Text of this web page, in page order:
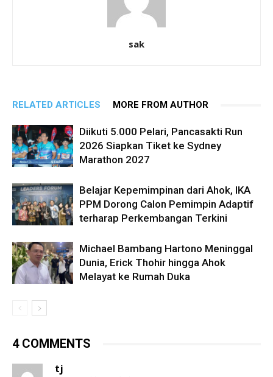
sak
RELATED ARTICLES MORE FROM AUTHOR
Diikuti 5.000 Pelari, Pancasakti Run
2026 Siapkan Tiket ke Sydney
Marathon 2027
Belajar Kepemimpinan dari Ahok, IKA
PPM Dorong Calon Pemimpin Adaptif
terharap Perkembangan Terkini
Michael Bambang Hartono Meninggal
Dunia, Erick Thohir hingga Ahok
Melayat ke Rumah Duka
4 COMMENTS
tj